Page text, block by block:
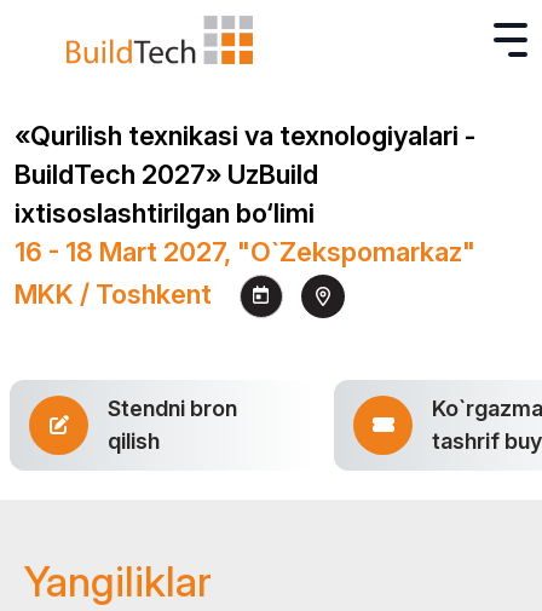
«Qurilish texnikasi va texnologiyalari -
BuildTech 2027» UzBuild
ixtisoslashtirilgan bo‘limi
16 - 18 Mart 2027, "O`zekspomarkaz"
MKK / Toshkent
Stendni bron
qilish
tashrif
Yangiliklar